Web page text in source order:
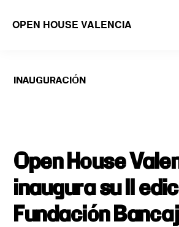
OPEN HOUSE VALENCIA
INAUGURACIÓN
Open House
inaugura su II
Fundación